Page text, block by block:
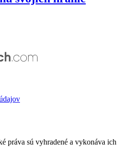
práva sú vyhradené a vykonáva ich